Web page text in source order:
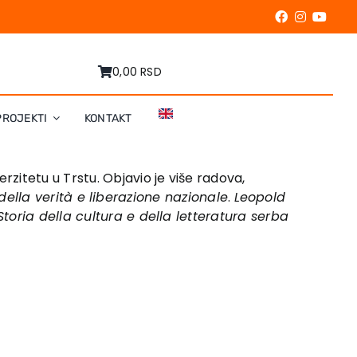
0,00 RSD
KONTAKT
u Trstu. Objavio je više radova,
verità e liberazione nazionale. Leopold
della cultura e della letteratura serba